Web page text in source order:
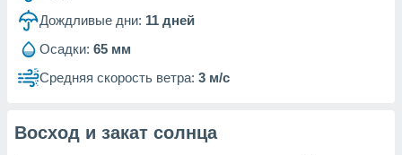
Дождливые дни: 11 дней
Осадки: 65 мм
Средняя скорость ветра: 3 м/с
Восход и закат солнца